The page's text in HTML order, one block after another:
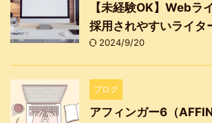
【未経験OK】Webラ
採用されやすいライタ
2024/9/20
ブログ
アフィンガー6（